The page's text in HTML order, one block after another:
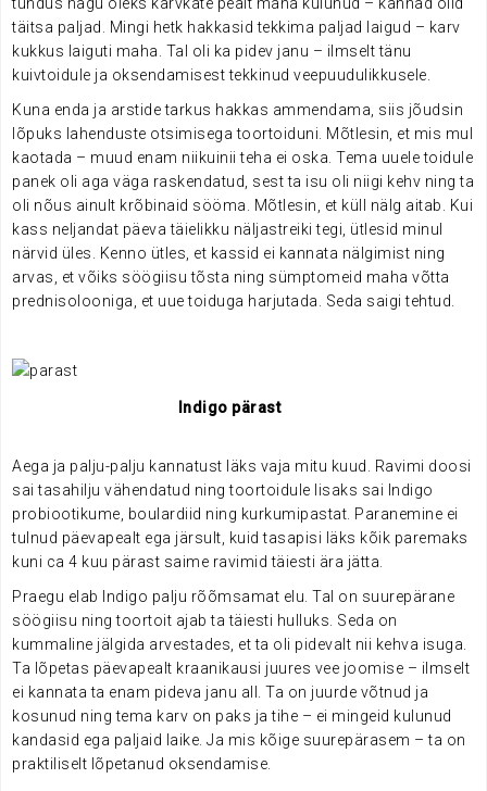
tundus nagu oleks karvkate pealt maha kulunud – kannad olid
täitsa paljad. Mingi hetk hakkasid tekkima paljad laigud – karv
kukkus laiguti maha. Tal oli ka pidev janu – ilmselt tänu
kuivtoidule ja oksendamisest tekkinud veepuudulikkusele.
Kuna enda ja arstide tarkus hakkas ammendama, siis jõudsin
lõpuks lahenduste otsimisega toortoiduni. Mõtlesin, et mis mul
kaotada – muud enam niikuinii teha ei oska. Tema uuele toidule
panek oli aga väga raskendatud, sest ta isu oli niigi kehv ning ta
oli nõus ainult krõbinaid sööma. Mõtlesin, et küll nälg aitab. Kui
kass neljandat päeva täielikku näljastreiki tegi, ütlesid minul
närvid üles. Kenno ütles, et kassid ei kannata nälgimist ning
arvas, et võiks söögiisu tõsta ning sümptomeid maha võtta
prednisolooniga, et uue toiduga harjutada. Seda saigi tehtud.
Indigo pärast
Aega ja palju-palju kannatust läks vaja mitu kuud. Ravimi doosi
sai tasahilju vähendatud ning toortoidule lisaks sai Indigo
probiootikume, boulardiid ning kurkumipastat. Paranemine ei
tulnud päevapealt ega järsult, kuid tasapisi läks kõik paremaks
kuni ca 4 kuu pärast saime ravimid täiesti ära jätta.
Praegu elab Indigo palju rõõmsamat elu. Tal on suurepärane
söögiisu ning toortoit ajab ta täiesti hulluks. Seda on
kummaline jälgida arvestades, et ta oli pidevalt nii kehva isuga.
Ta lõpetas päevapealt kraanikausi juures vee joomise – ilmselt
ei kannata ta enam pideva janu all. Ta on juurde võtnud ja
kosunud ning tema karv on paks ja tihe – ei mingeid kulunud
kandasid ega paljaid laike. Ja mis kõige suurepärasem – ta on
praktiliselt lõpetanud oksendamise.